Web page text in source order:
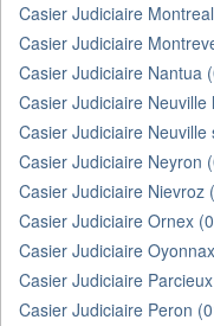
Casier Judiciaire
Casier Judiciaire
Casier Judiciaire Nantua
Casier Judiciaire
Casier Judiciaire Neuville
Casier Judiciaire Neyron
Casier Judiciaire Nievroz
Casier Judiciaire Ornex
Casier Judiciaire
Casier Judiciaire
Casier Judiciaire Peron